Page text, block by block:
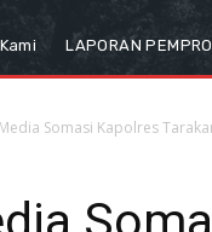
LAPORAN
Somasi Kapolres